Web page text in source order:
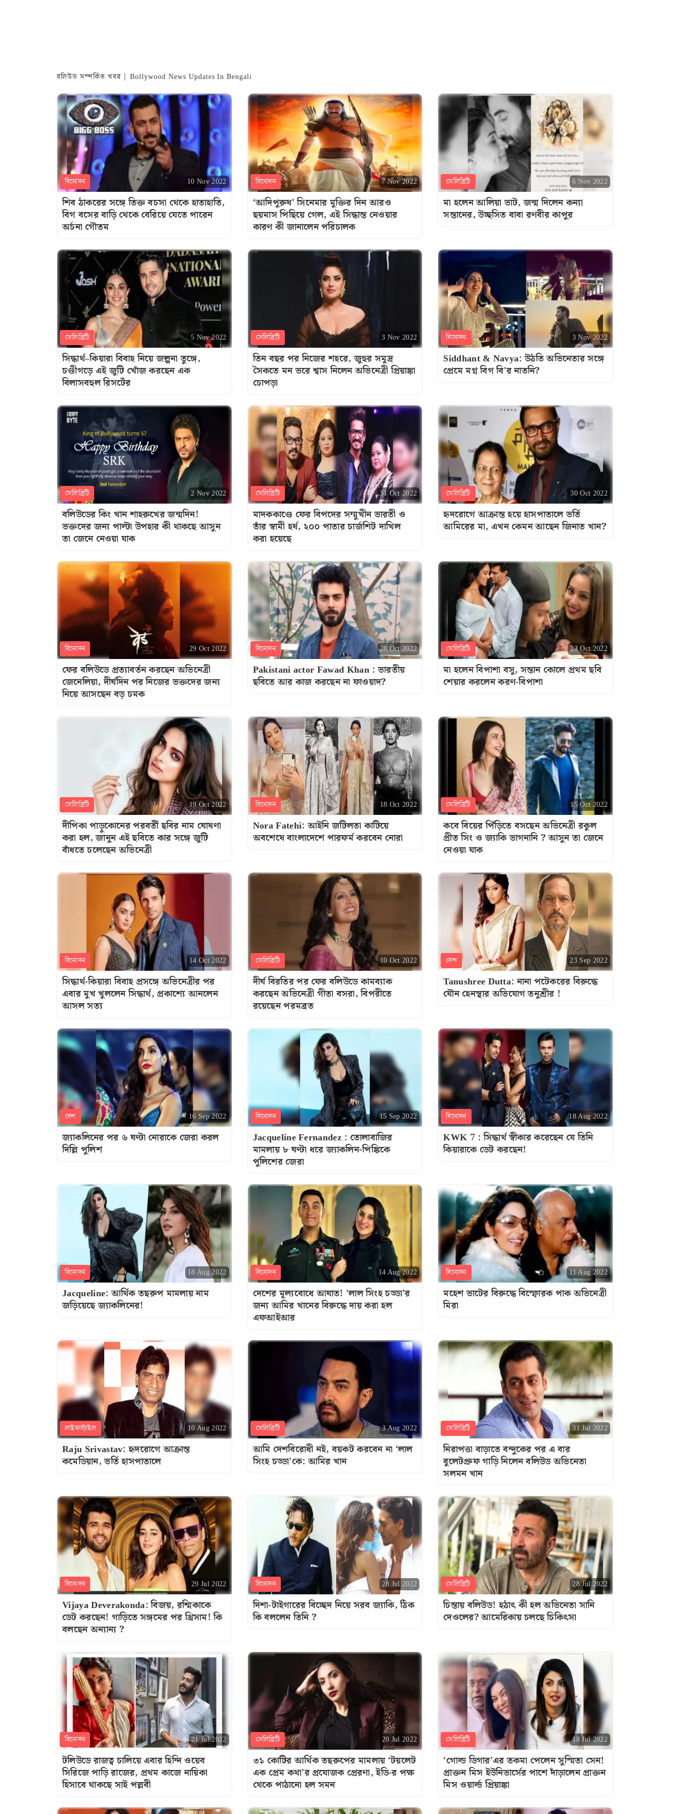
বলিউড সম্পর্কিত খবর | Bollywood News Updates In Bengali
বিনোদন 10 Nov 2022
শিব ঠাকরের সঙ্গে তিক্ত বচসা থেকে হাতাহাতি,
বিগ বসের বাড়ি থেকে বেরিয়ে যেতে পারেন
অর্চনা গৌতম
বিনোদন 7 Nov 2022
‘‌আদিপুরুষ’‌ সিনেমার মুক্তির দিন আরও
ছয়মাস পিছিয়ে গেল, এই সিদ্ধান্ত নেওয়ার
কারণ কী জানালেন পরিচালক
সেলিব্রিটি 6 Nov 2022
মা হলেন আলিয়া ভাট, জন্ম দিলেন কন্যা
সন্তানের, উচ্ছসিত বাবা রণবীর কাপুর
সেলিব্রিটি 5 Nov 2022
সিদ্ধার্থ–কিয়ারা বিবাহ নিয়ে জল্পনা তুঙ্গে,
চণ্ডীগড়ে এই জুটি খোঁজ করছেন এক
বিলাসবহুল রিসর্টের
সেলিব্রিটি 3 Nov 2022
তিন বছর পর নিজের শহরে, জুহুর সমুদ্র
সৈকতে মন ভরে শ্বাস নিলেন অভিনেত্রী প্রিয়াঙ্কা
চোপড়া
বিনোদন 3 Nov 2022
Siddhant & Navya: উঠতি অভিনেতার সঙ্গে
প্রেমে মগ্ন বিগ বি'র নাতনি?
সেলিব্রিটি 2 Nov 2022
বলিউডের কিং খান শাহরুখের জন্মদিন!
ভক্তদের জন্য পাল্টা উপহার কী থাকছে আসুন
তা জেনে নেওয়া যাক
সেলিব্রিটি 31 Oct 2022
মাদককাণ্ডে ফের বিপদের সম্মুখীন ভারতী ও
তাঁর স্বামী হর্ষ, ২০০ পাতার চার্জশিট দাখিল
করা হয়েছে
সেলিব্রিটি 30 Oct 2022
হৃদরোগে আক্রান্ত হয়ে হাসপাতালে ভর্তি
আমিরের মা, এখন কেমন আছেন জিনাত খান?
বিনোদন 29 Oct 2022
ফের বলিউডে প্রত্যাবর্তন করছেন অভিনেত্রী
জেনেলিয়া, দীর্ঘদিন পর নিজের ভক্তদের জন্য
নিয়ে আসছেন বড় চমক
বিনোদন 28 Oct 2022
Pakistani actor Fawad Khan : ভারতীয়
ছবিতে আর কাজ করছেন না ফাওয়াদ?
সেলিব্রিটি 23 Oct 2022
মা হলেন বিপাশা বসু, সন্তান কোলে প্রথম ছবি
শেয়ার করলেন করণ-বিপাশা
সেলিব্রিটি 19 Oct 2022
দীপিকা পাড়ুকোনের পরবর্তী ছবির নাম ঘোষণা
করা হল, জানুন এই ছবিতে কার সঙ্গে জুটি
বাঁধতে চলেছেন অভিনেত্রী
বিনোদন 18 Oct 2022
Nora Fatehi: আইনি জটিলতা কাটিয়ে
অবশেষে বাংলাদেশে পারফর্ম করবেন নোরা
সেলিব্রিটি 15 Oct 2022
কবে বিয়ের পিঁড়িতে বসছেন অভিনেত্রী রকুল
প্রীত সিং ও জ্যাকি ভাগনানি ? আসুন তা জেনে
নেওয়া যাক
বিনোদন 14 Oct 2022
সিদ্ধার্থ-কিয়ারা বিবাহ প্রসঙ্গে অভিনেত্রীর পর
এবার মুখ খুললেন সিদ্ধার্থ, প্রকাশ্যে আনলেন
আসল সত্য
সেলিব্রিটি 10 Oct 2022
দীর্ঘ বিরতির পর ফের বলিউডে কামব্যাক
করছেন অভিনেত্রী গীতা বসরা, বিপরীতে
রয়েছেন পরমব্রত
দেশ 23 Sep 2022
Tanushree Dutta: নানা পটেকরের বিরুদ্ধে
যৌন হেনস্থার অভিযোগ তনুশ্রীর !
দেশ 16 Sep 2022
জ্যাকলিনের পর ৬ ঘণ্টা নোরাকে জেরা করল
দিল্লি পুলিশ
বিনোদন 15 Sep 2022
Jacqueline Fernandez : তোলাবাজির
মামলায় ৮ ঘণ্টা ধরে জ্যাকলিন-পিঙ্কিকে
পুলিশের জেরা
বিনোদন 18 Aug 2022
KWK 7 : সিদ্ধার্থ স্বীকার করেছেন যে তিনি
কিয়ারাকে ডেট করছেন!
বিনোদন 18 Aug 2022
Jacqueline: আর্থিক তছরুপ মামলায় নাম
জড়িয়েছে জ্যাকলিনের!
বিনোদন 14 Aug 2022
দেশের মূল্যবোধে আঘাত! 'লাল সিংহ চড্ডা’র
জন্য আমির খানের বিরুদ্ধে দায় করা হল
এফআইআর
বিনোদন 11 Aug 2022
মহেশ ভাটের বিরুদ্ধে বিস্ফোরক পাক অভিনেত্রী
মিরা
লাইফস্টাইল 10 Aug 2022
Raju Srivastav: হৃদরোগে আক্রান্ত
কমেডিয়ান, ভর্তি হাসপাতালে
সেলিব্রিটি 3 Aug 2022
আমি দেশবিরোধী নই, বয়কট করবেন না ‘লাল
সিংহ চড্ডা’কে: আমির খান
সেলিব্রিটি 31 Jul 2022
নিরাপত্তা বাড়াতে বন্দুকের পর এ বার
বুলেটপ্রুফ গাড়ি নিলেন বলিউড অভিনেতা
সলমন খান
বিনোদন 29 Jul 2022
Vijaya Deverakonda: বিজয়, রশ্মিকাকে
ডেট করছেন! গাড়িতে সঙ্গমের পর থ্রিসাম! কি
বলছেন অন্যান্য ?
বিনোদন 28 Jul 2022
দিশা-টাইগারের বিচ্ছেদ নিয়ে সরব জ্যাকি, ঠিক
কি বললেন তিনি ?
সেলিব্রিটি 28 Jul 2022
চিন্তায় বলিউড! হঠাৎ কী হল অভিনেতা সানি
দেওলের? আমেরিকায় চলছে চিকিৎসা
বিনোদন 21 Jul 2022
টলিউডে রাজত্ব চালিয়ে এবার হিন্দি ওয়েব
সিরিজে পাড়ি রাজের, প্রথম কাজে নায়িকা
হিসাবে থাকছে সাই পল্লবী
সেলিব্রিটি 20 Jul 2022
৩১ কোটির আর্থিক তছরুপের মামলায় ‘টয়লেট
এক প্রেম কথা’র প্রযোজক প্রেরণা, ইডি-র পক্ষ
থেকে পাঠানো হল সমন
সেলিব্রিটি 18 Jul 2022
‘গোল্ড ডিগার’এর তকমা পেলেন সুস্মিতা সেন!
প্রাক্তন মিস ইউনিভার্সের পাশে দাঁড়ালেন প্রাক্তন
মিস ওয়ার্ল্ড প্রিয়াঙ্কা